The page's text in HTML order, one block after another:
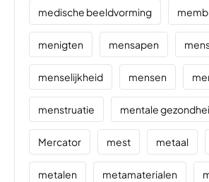
medische beeldvorming
menigten mensapen
menselijkheid mensen
menstruatie mentale
Mercator mest metaal
metalen metamaterialen